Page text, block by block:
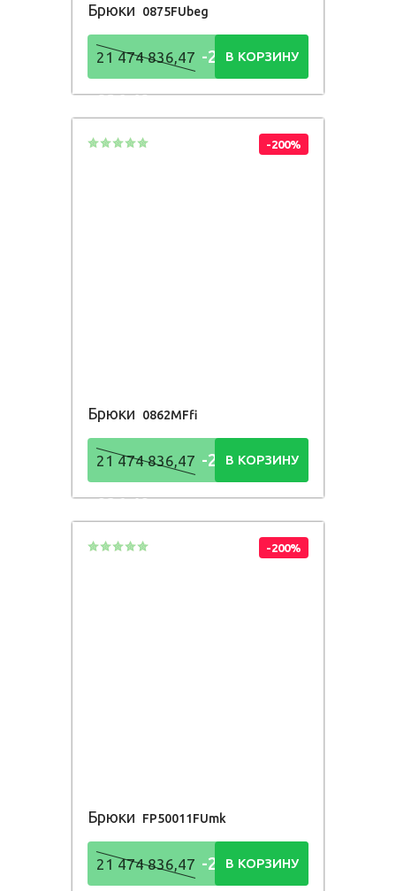
Брюки 0875FUbeg
21 474 836,47 -21 474
836,48Р
В КОРЗИНУ
-200%
Брюки 0862MFfi
21 474 836,47 -21 474
836,48Р
В КОРЗИНУ
-200%
Брюки FP50011FUmk
21 474 836,47 -21 474
В КОРЗИНУ